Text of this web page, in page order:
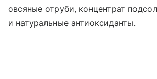
овсяные отруби, концентрат
и натуральные антиоксиданты.